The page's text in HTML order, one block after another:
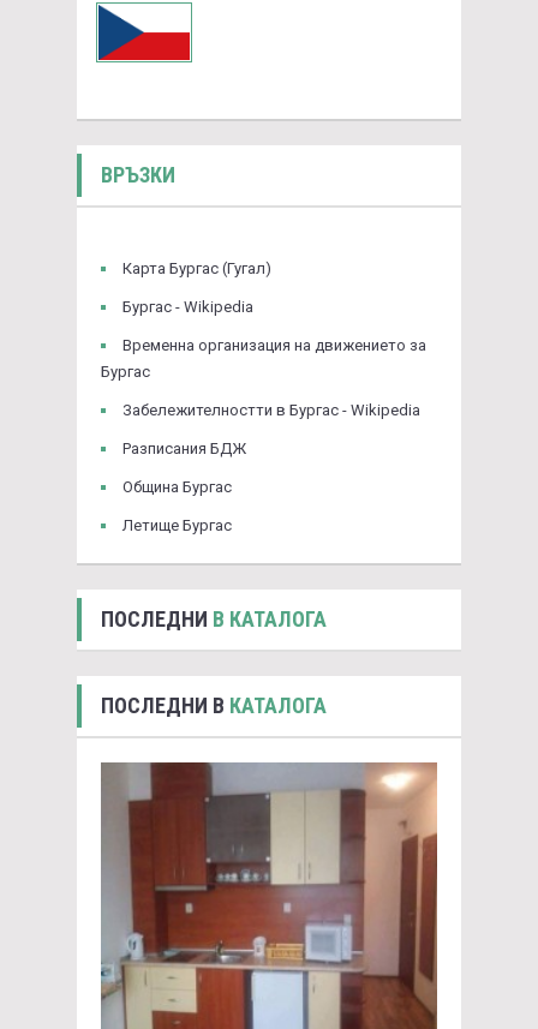
ВРЪЗКИ
Карта Бургас (Гугал)
Бургас - Wikipedia
Временна организация на движението за
Бургас
Забележителностти в Бургас - Wikipedia
Разписания БДЖ
Община Бургас
Летище Бургас
ПОСЛЕДНИ В КАТАЛОГА
ПОСЛЕДНИ В КАТАЛОГА